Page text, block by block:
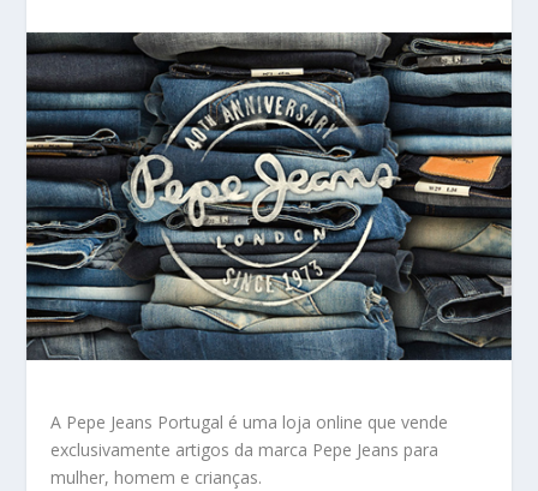
A Pepe Jeans Portugal é uma loja online que vende
exclusivamente artigos da marca Pepe Jeans para
mulher, homem e crianças.